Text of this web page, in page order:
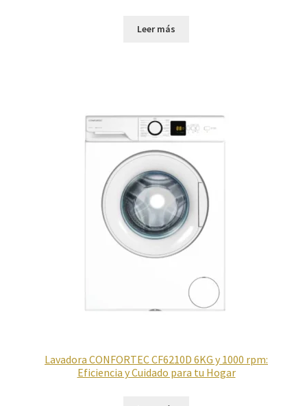
Leer más
Lavadora CONFORTEC CF6210D 6KG y 1000 rpm:
Eficiencia y Cuidado para tu Hogar